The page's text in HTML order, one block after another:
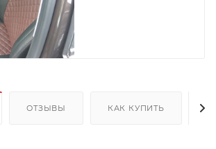
ОТЗЫВЫ КАК КУПИТЬ